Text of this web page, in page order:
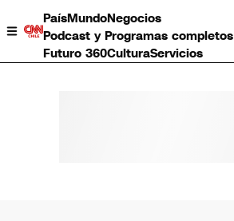
PaísMundoNegocios
Podcast y Programas completos
Futuro 360CulturaServicios